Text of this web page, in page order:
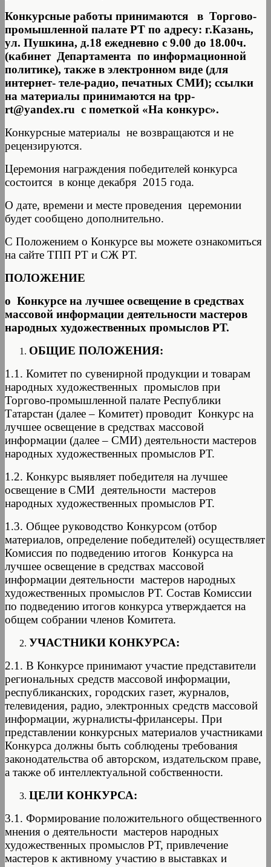
Конкурсные работы принимаются в Торгово-
промышленной палате РТ по адресу: г.Казань,
ул. Пушкина, д.18 ежедневно с 9.00 до 18.00ч.
(кабинет Департамента по информационной
политике), также в электронном виде (для
интернет- теле-радио, печатных СМИ); ссылки
на материалы принимаются на tpp-
rt@yandex.ru c пометкой «На конкурс».
Конкурсные материалы не возвращаются и не
рецензируются.
Церемония награждения победителей конкурса
состоится в конце декабря 2015 года.
О дате, времени и месте проведения церемонии
будет сообщено дополнительно.
С Положением о Конкурсе вы можете ознакомиться
на сайте ТПП РТ и СЖ РТ.
ПОЛОЖЕНИЕ
о Конкурсе на лучшее освещение в средствах
массовой информации деятельности мастеров
народных художественных промыслов РТ.
ОБЩИЕ ПОЛОЖЕНИЯ:
1.1. Комитет по сувенирной продукции и товарам
народных художественных промыслов при
Торгово-промышленной палате Республики
Татарстан (далее – Комитет) проводит Конкурс на
лучшее освещение в средствах массовой
информации (далее – СМИ) деятельности мастеров
народных художественных промыслов РТ.
1.2. Конкурс выявляет победителя на лучшее
освещение в СМИ деятельности мастеров
народных художественных промыслов РТ.
1.3. Общее руководство Конкурсом (отбор
материалов, определение победителей) осуществляет
Комиссия по подведению итогов Конкурса на
лучшее освещение в средствах массовой
информации деятельности мастеров народных
художественных промыслов РТ. Состав Комиссии
по подведению итогов конкурса утверждается на
общем собрании членов Комитета.
УЧАСТНИКИ КОНКУРСА:
2.1. В Конкурсе принимают участие представители
региональных средств массовой информации,
республиканских, городских газет, журналов,
телевидения, радио, электронных средств массовой
информации, журналисты-фрилансеры. При
представлении конкурсных материалов участниками
Конкурса должны быть соблюдены требования
законодательства об авторском, издательском праве,
а также об интеллектуальной собственности.
ЦЕЛИ КОНКУРСА:
3.1. Формирование положительного общественного
мнения о деятельности мастеров народных
художественных промыслов РТ, привлечение
мастеров к активному участию в выставках и